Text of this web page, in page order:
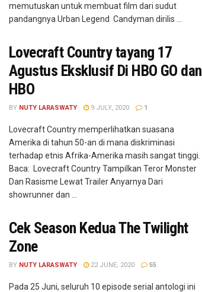
memutuskan untuk membuat film dari sudut
pandangnya Urban Legend Candyman dirilis ...
Lovecraft Country tayang 17
Agustus Eksklusif Di HBO GO dan
HBO
BY NUTY LARASWATY 9 JULY, 2020 1
Lovecraft Country memperlihatkan suasana
Amerika di tahun 50-an di mana diskriminasi
terhadap etnis Afrika-Amerika masih sangat tinggi.
Baca: Lovecraft Country Tampilkan Teror Monster
Dan Rasisme Lewat Trailer Anyarnya Dari
showrunner dan ...
Cek Season Kedua The Twilight
Zone
BY NUTY LARASWATY 22 JUNE, 2020 55
Pada 25 Juni, seluruh 10 episode serial antologi ini